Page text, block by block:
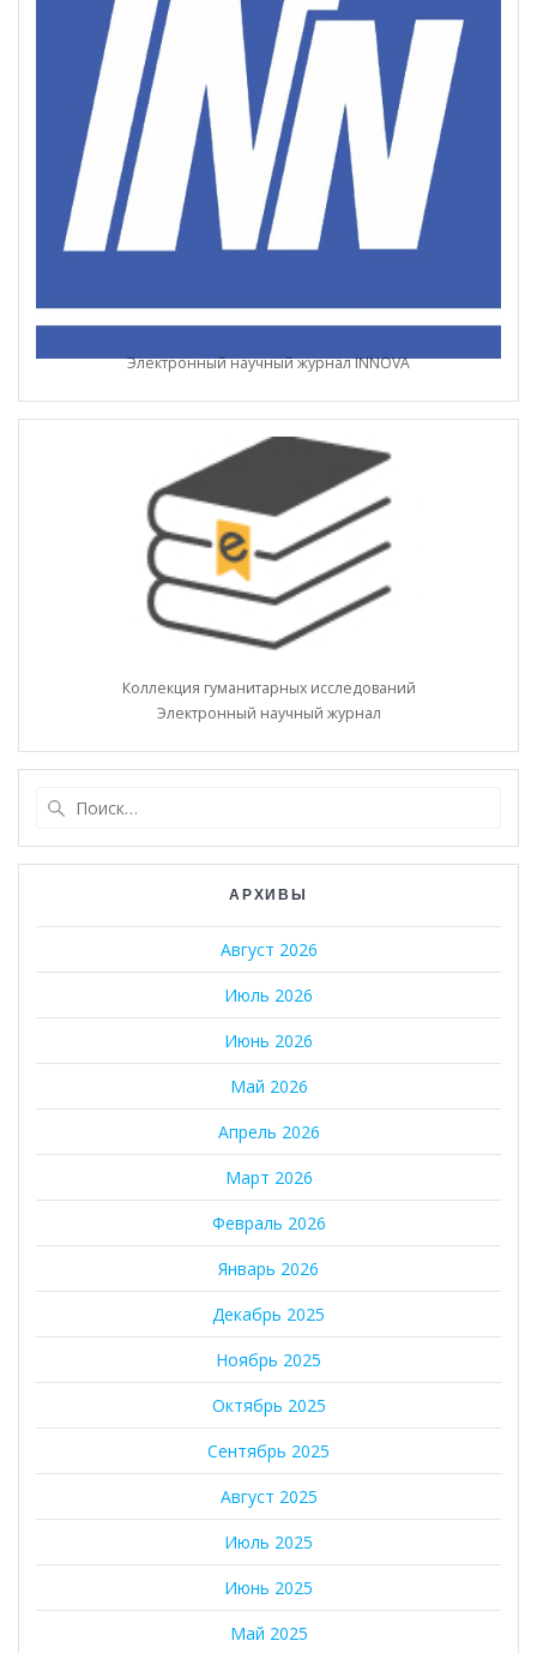
Электронный научный журнал INNOVA
Коллекция гуманитарных исследований
Электронный научный журнал
АРХИВЫ
Август 2026
Июль 2026
Июнь 2026
Май 2026
Апрель 2026
Март 2026
Февраль 2026
Январь 2026
Декабрь 2025
Ноябрь 2025
Октябрь 2025
Сентябрь 2025
Август 2025
Июль 2025
Июнь 2025
Май 2025